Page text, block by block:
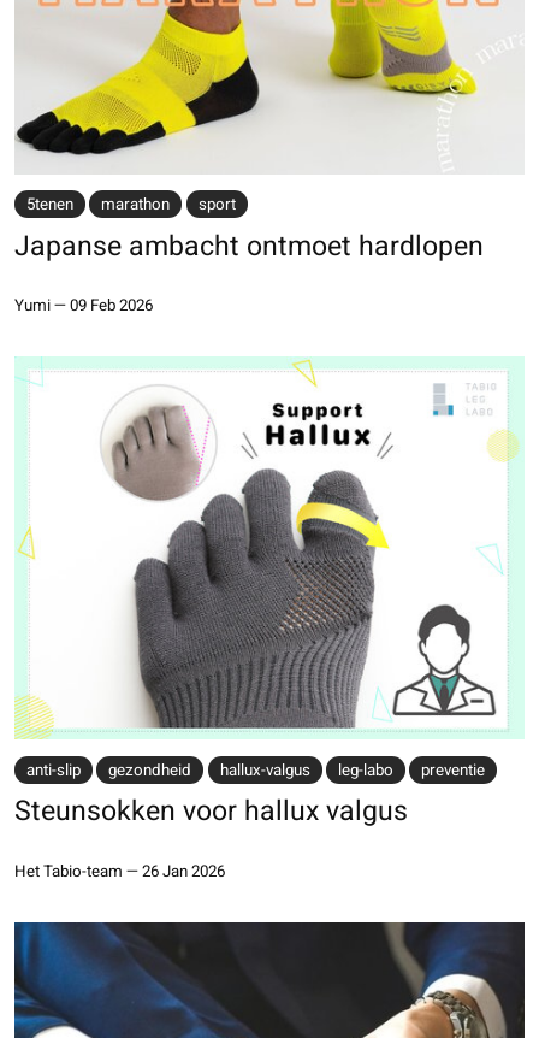
5tenen marathon sport
Japanse ambacht ontmoet hardlopen
Yumi—09 Feb 2026
anti-slip gezondheid hallux-valgus leg-labo preventie
Steunsokken voor hallux valgus
Het Tabio-team —26 Jan 2026